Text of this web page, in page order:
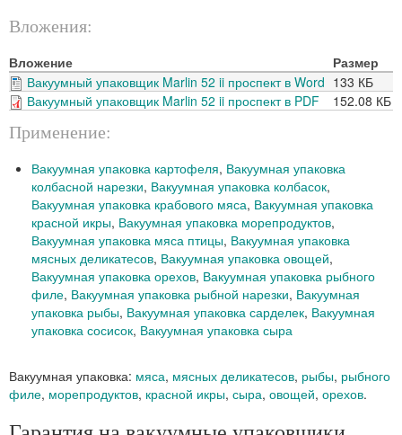
Вложения:
Вложение
Размер
Вакуумный упаковщик Marlin 52 ii проспект в Word 133 КБ
Вакуумный упаковщик Marlin 52 ii проспект в PDF
152.08 КБ
Применение:
Вакуумная упаковка картофеля, Вакуумная упаковка
колбасной нарезки, Вакуумная упаковка колбасок,
Вакуумная упаковка крабового мяса, Вакуумная упаковка
красной икры, Вакуумная упаковка морепродуктов,
Вакуумная упаковка мяса птицы, Вакуумная упаковка
мясных деликатесов, Вакуумная упаковка овощей,
Вакуумная упаковка орехов, Вакуумная упаковка рыбного
филе, Вакуумная упаковка рыбной нарезки, Вакуумная
упаковка рыбы, Вакуумная упаковка сарделек, Вакуумная
упаковка сосисок, Вакуумная упаковка сыра
Вакуумная упаковка: мяса, мясных деликатесов, рыбы, рыбного
филе, морепродуктов, красной икры, сыра, овощей, орехов.